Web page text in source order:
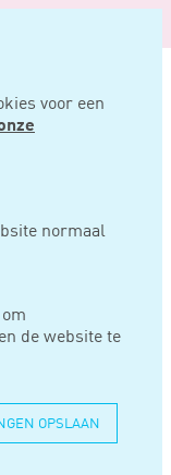
voor een
normaal
de website te
OPSLAAN
HET